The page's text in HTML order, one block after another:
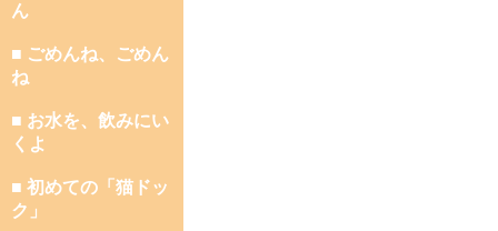
ん
■ ごめんね、ごめん
ね
■ お水を、飲みにい
くよ
■ 初めての「猫ドッ
ク」